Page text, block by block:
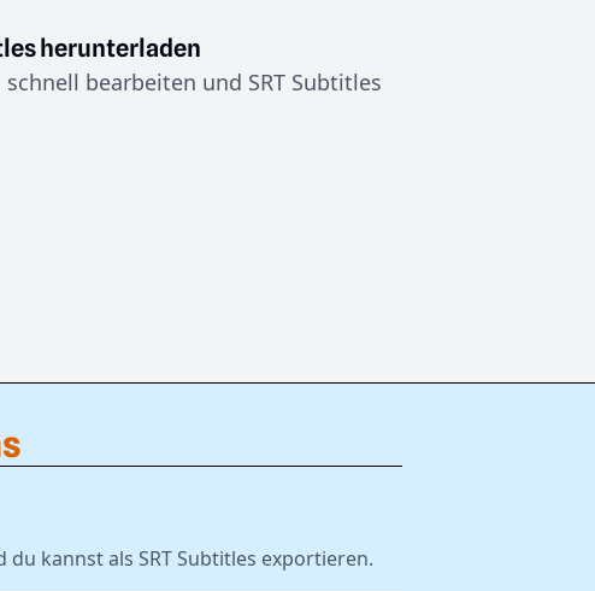
herunterladen
bearbeiten und SRT Subtitles
kannst als SRT Subtitles exportieren.